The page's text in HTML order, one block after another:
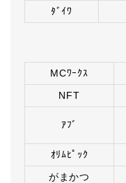
ﾀﾞｲﾜ
MCﾜｰｸｽ
NFT
ｱﾌﾞ
ｵﾘﾑﾋﾟｯｸ
がまかつ